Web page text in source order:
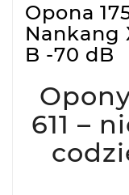
Opona
Nankang
B -70 dB
611 –